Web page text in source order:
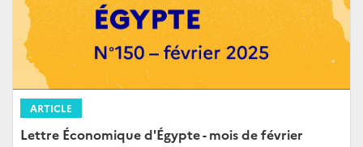
ARTICLE
Lettre Économique d'Égypte - mois de février